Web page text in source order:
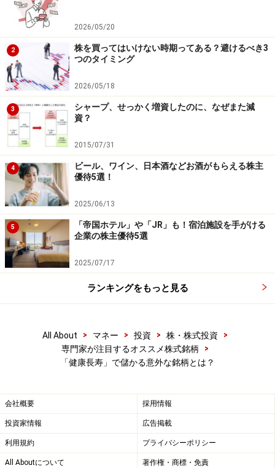
PBR(単独) 1.20倍
予想配当利回り 3.06％
時価総額 約37億円
週足チャート（出典：Yahoo!ファイナンス）
■株価の推移
昨年の12月13日の安値630円からは、右肩上がりの堅調
相場となっています。 また、2005年4月の新規上場直後
には、4350円（株式分割調整済み）の高値があります。
■注目ポイント
割高な銘柄が多い東証マザーズの中では、数少ない株価
指標面で割安感のある銘柄です。アベノミクスの国策に
沿った銘柄で、今後の成長も期待できることから、じっ
くりと中・長期投資がオススメの銘柄です。株価チャー
ト面から考えると、5月14日の高値900円を抜ければ、
【関連記事】
決算発表直前！「女性の活用」で伸びる新興市場銘柄
＊投資判断の参考にするための情報提供を目的に作成さ
れたもので、投資の勧誘ないし特定の銘柄を推奨するも
のではありません。投資に関する最終決定は、ご自身で
2026/05/20
2
株を買ってはいけない時期ってある？避けるべき3
つのタイミング
2026/05/18
3
シャープ、せっかく増資したのに、なぜまた減
資？
2015/07/31
4
ビール、ワイン、日本酒などお酒がもらえる株主
優待5選！
2025/06/13
5
「帝国ホテル」や「JR」も！宿泊施設を手がける
企業の株主優待5選
2025/07/17
ランキングをもっと見る
All About > マネー > 投資 > 株・株式投資
>
専門家が注目するオススメ株式銘柄
>
「健康長寿」で儲かる意外な銘柄とは？
会社概要 採用情報
投資家情報 広告掲載
利用規約 プライバシーポリシー
All Aboutについて 著作権・商標・免責